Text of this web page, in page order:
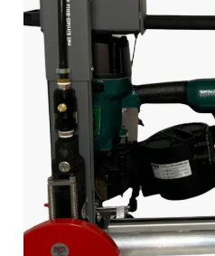
Home
Wartung
Zubehör
Kontakt
RESOURCES
Blog
Careers